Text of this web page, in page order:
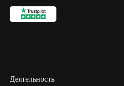
Деятельность